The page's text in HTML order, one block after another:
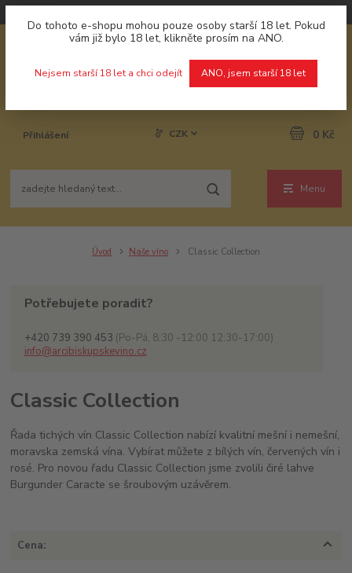
Do tohoto e-shopu mohou pouze osoby starší 18 let. Pokud
vám již bylo 18 let, klikněte prosím na ANO.
Nejsem starší 18 let a chci odejít ANO, jsem starší 18 let
Menu
CZK
Přihlášení 0 Kč
Úvod Naše víno Classic Collection
Potřebujete poradit?
+420 739 390 453 (Po-Pá, 8:30 -12:00 12:30-17:00)
info@arcibiskupskevino.cz
Classic Collection
Řada tichých vín Classic Collection nabízí kvalitní mešní i nemešní,
moravska zemská vína. Vybírat můžete z bílých vín, červených vín i
rosé. Pro novou řadu Classic Collection jsme zvolili čiré lahve
Burgunder Caracte se šroubovým uzávěrem.
Cena: